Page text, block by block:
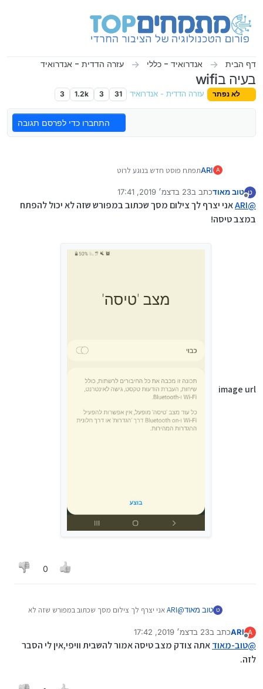
דף הבית אנדרואיד - כללי עזרה הדדית - אנדרואיד
בעיה בwifi
לא נפתר עזרה הדדית - אנדרואיד 31
3
1.2k
3
התחברו כדי לפרסם תגובה
A
ARIתפתח פוסט חדש בנוגע לרוט
ט
מנותק
טוב מאודכתב ב23 בדצמ׳ 2019, 17:41
נערך לאחרונה על ידי טוב מאוד
@
ARIאני יצרף לך צילום מסך שכתוב במפורש שזה לא יכול להפתח
במצב טיסה!
image url
0
ט טוב מאוד@
ARIאני יצרף לך צילום מסך שכתוב במפורש שזה לא
image url
A
ARIכתב ב23 בדצמ׳ 2019, 17:42
נערך לאחרונה על ידי
@טוב-מאודאתה צודק מצב טיסה אמור להשבית וויפי,אין לי הסבר
לזה.